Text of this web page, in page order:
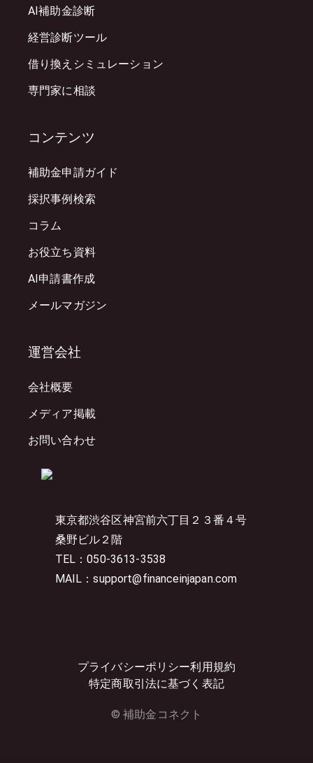
東京都渋谷区神宮前六丁目２３番４号
桑野ビル２階
TEL：050-3613-3538
MAIL：support@financeinjapan.com
プライバシーポリシー利用規約
特定商取引法に基づく表記
© 補助金コネクト
AI補助金診断
経営診断ツール
借り換えシミュレーション
専門家に相談
コンテンツ
補助金申請ガイド
採択事例検索
コラム
お役立ち資料
AI申請書作成
メールマガジン
運営会社
会社概要
メディア掲載
お問い合わせ